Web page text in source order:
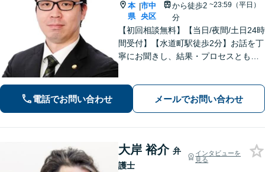
本
県
|市中
央区
から徒歩2
分
~23:59（平日）
【初回相談無料】【当日/夜間/土日24時
間受付】【水道町駅徒歩2分】お話を丁
寧にお聞きし、結果・プロセスともに
電話でお問い合わせ メールでお問い合わせ
大岸 裕介 弁
護士
インタビューを
見る